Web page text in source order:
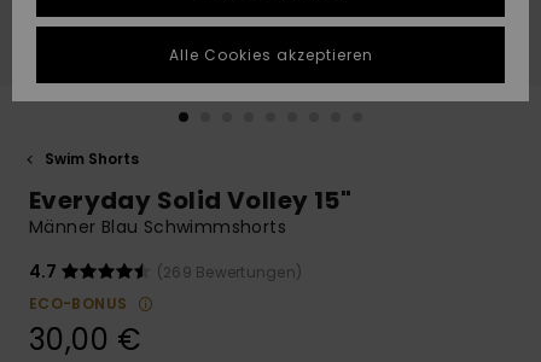
um die
schnellste
Antwort auf Ihre
Finden Sie
die häufigsten
Fragen sowie
QUIKSILVER APP
WUNSCHLISTE
Swim Shorts
Everyday Solid Volley 15"
Männer Blau Schwimmshorts
4.7
(269 Bewertungen)
ECO-BONUS
30,00 €
Alle Cookies akzeptieren